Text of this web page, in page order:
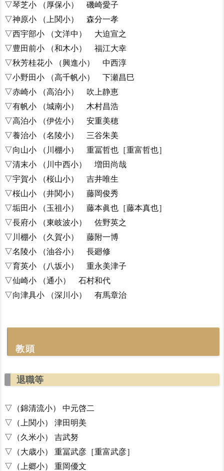
▽琴芝小 （厚保小） 磯崎愛子
▽神原小 （上関小） 森分一孝
▽西宇部小 （文洋中） 大迫宣之
▽豊田前小 （和木小） 福江大幸
▽秋芳桂花小 （興進小） 中西淳
▽小野田小 （高千帆小） 下瀬昌巳
▽赤崎小 （高泊小） 吹上静恵
▽有帆小 （城南小） 木村昌浩
▽高泊小 （伊佐小） 安重美穂
▽養治小 （名陵小） 三谷朱美
▽向山小 （川棚小） 重冨哲也［重富哲也］
▽清末小 （川中西小） 増田尚哉
▽宇賀小 （桜山小） 吉井唯生
▽桜山小 （井関小） 藤岡俊秀
▽垢田小 （玉祖小） 藤本眞也［藤本真也］
▽長府小 （東岐波小） 佐野英之
▽川棚小 （久賀小） 藤附一博
▽名陵小 （油谷小） 長廻修
▽育英小 （八坂小） 重永美津子
▽仙崎小 （通小） 石村和代
▽向津具小 （深川小） 有馬章治
教頭
退職等
▽（錦清流小） 中元啓二
▽（上関小） 津田明美
▽（久米小） 吉武努
▽（大歳小） 重冨武彦［重富武彦］
▽（上郷小） 重岡優文